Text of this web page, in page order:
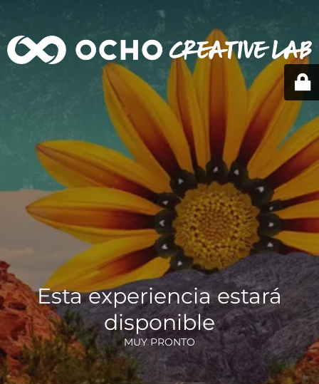
Esta experiencia estará
disponible
MUY PRONTO